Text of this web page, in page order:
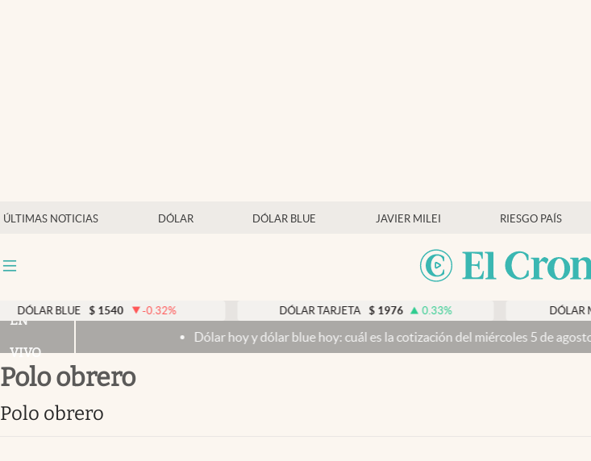
ÚLTIMAS NOTICIAS DÓLAR DÓLAR BLUE JAVIER MILEI RIESGO PAÍS
Mercados Online
Otras secciones
Infotechnology
$ 1540 -0.32% DÓLAR TARJETA $ 1976 0.33 % $
EN
VIVO
Dólar hoy y dólar blue hoy: cuál es la cotización del miércoles 5 de agosto minuto a minuto
polo obrero
polo obrero